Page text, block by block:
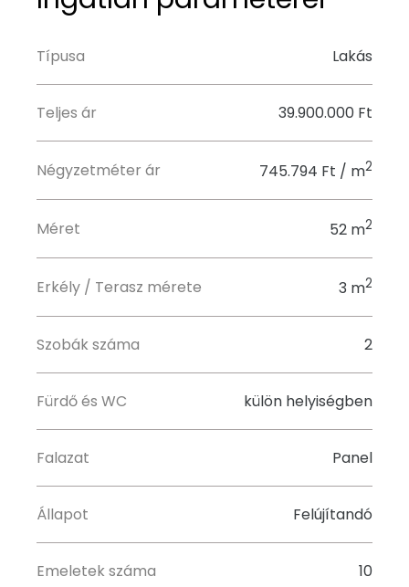
Típusa Lakás
Teljes ár 39.900.000 Ft
Négyzetméter ár 745.794 Ft / m2
Méret 52 m2
Erkély / Terasz mérete 3 m2
Szobák száma 2
Fürdő és WC külön helyiségben
Falazat Panel
Állapot Felújítandó
Emeletek száma 10